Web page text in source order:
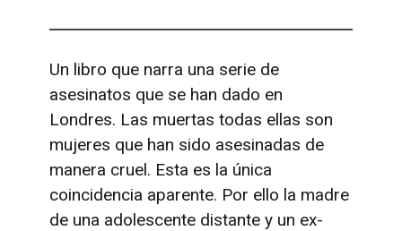
Un libro que narra una serie de
asesinatos que se han dado en
Londres. Las muertas todas ellas son
mujeres que han sido asesinadas de
manera cruel. Esta es la única
coincidencia aparente. Por ello la madre
de una adolescente distante y un ex-